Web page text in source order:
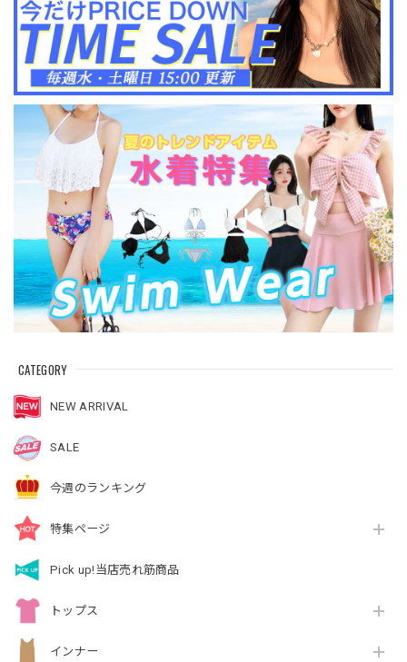
CATEGORY
NEW ARRIVAL
SALE
今週のランキング
特集ページ
Pick up!当店売れ筋商品
トップス
インナー